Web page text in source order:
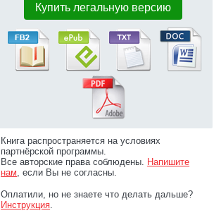
Купить легальную версию
Книга распространяется на условиях
партнёрской программы.
Все авторские права соблюдены. Напишите
нам, если Вы не согласны.
Оплатили, но не знаете что делать дальше?
Инструкция.